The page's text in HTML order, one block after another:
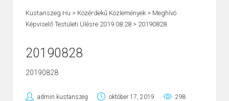
Kustanszeg.hu > Közérdekű Közlemények > Meghívó
Képviselő Testületi Ülésre 2019.08.28 > 20190828
20190828
20190828
admin.kustanszeg október 17, 2019 298